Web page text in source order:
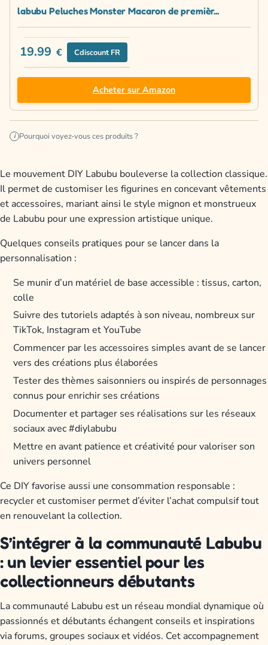
labubu Peluches Monster Macaron de premièr...
19.99 € Cdiscount FR
Acheter sur Amazon
i Pourquoi voyez-vous ces produits ?
Le mouvement DIY Labubu bouleverse la collection classique.
Il permet de customiser les figurines en concevant vêtements
et accessoires, mariant ainsi le style mignon et monstrueux
de Labubu pour une expression artistique unique.
Quelques conseils pratiques pour se lancer dans la
personnalisation :
Se munir d’un matériel de base accessible : tissus, carton,
colle
Suivre des tutoriels adaptés à son niveau, nombreux sur
TikTok, Instagram et YouTube
Commencer par les accessoires simples avant de se lancer
vers des créations plus élaborées
Tester des thèmes saisonniers ou inspirés de personnages
connus pour enrichir ses créations
Documenter et partager ses réalisations sur les réseaux
sociaux avec #diylabubu
Mettre en avant patience et créativité pour valoriser son
univers personnel
Ce DIY favorise aussi une consommation responsable :
recycler et customiser permet d’éviter l’achat compulsif tout
en renouvelant la collection.
S’intégrer à la communauté Labubu
: un levier essentiel pour les
collectionneurs débutants
La communauté Labubu est un réseau mondial dynamique où
passionnés et débutants échangent conseils et inspirations
via forums, groupes sociaux et vidéos. Cet accompagnement